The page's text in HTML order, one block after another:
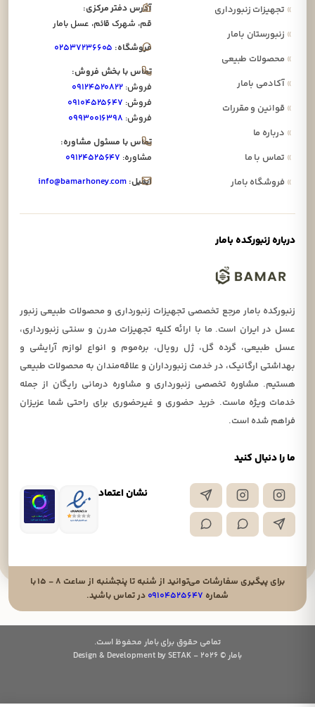
ما را دنبال کنید
نشان اعتماد
»تجهیزات زنبورداری
»زنبورستان بامار
»محصولات طبیعی
»آکادمی بامار
»قوانین و مقررات
»درباره ما
»تماس با ما
»فروشگاه بامار
آدرس دفتر مرکزی:
قم، شهرک قائم، عسل بامار
فروشگاه: ۰۲۵۳۷۲۳۶۶۰۵
تماس با بخش فروش:
فروش: ۰۹۱۲۴۵۲۰۸۲۲
فروش: ۰۹۱۰۴۵۲۵۶۴۷
فروش: ۰۹۹۳۰۰۱۶۳۹۸
تماس با مسئول مشاوره:
مشاوره: ۰۹۱۲۴۵۲۵۶۴۷
ایمیل: info@bamarhoney.com
درباره زنبورکده بامار
زنبورکده بامار مرجع تخصصی تجهیزات زنبورداری و محصولات طبیعی زنبور
عسل در ایران است. ما با ارائه کلیه تجهیزات مدرن و سنتی زنبورداری،
عسل طبیعی، گرده گل، ژل رویال، بره‌موم و انواع لوازم آرایشی و
بهداشتی ارگانیک، در خدمت زنبورداران و علاقه‌مندان به محصولات طبیعی
هستیم. مشاوره تخصصی زنبورداری و مشاوره درمانی رایگان از جمله
خدمات ویژه ماست. خرید حضوری و غیرحضوری برای راحتی شما عزیزان
فراهم شده است.
برای پیگیری سفارشات می‌توانید از شنبه تا پنجشنبه از ساعت ۸ - ۱۵ با
شماره ۰۹۱۰۴۵۲۵۶۴۷در تماس باشید.
تمامی حقوق برای بامار محفوظ است.
بامار © 2026 - Design & Development by SETAK